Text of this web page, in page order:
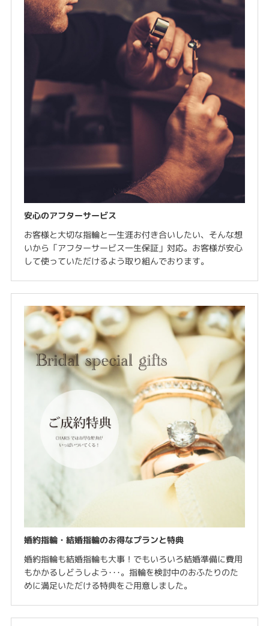
安心のアフターサービス
お客様と大切な指輪と一生涯お付き合いしたい、そんな想
いから「アフターサービス一生保証」対応。お客様が安心
して使っていただけるよう取り組んでおります。
婚約指輪・結婚指輪のお得なプランと特典
婚約指輪も結婚指輪も大事！でもいろいろ結婚準備に費用
もかかるしどうしよう･･･。指輪を検討中のおふたりのた
めに満足いただける特典をご用意しました。